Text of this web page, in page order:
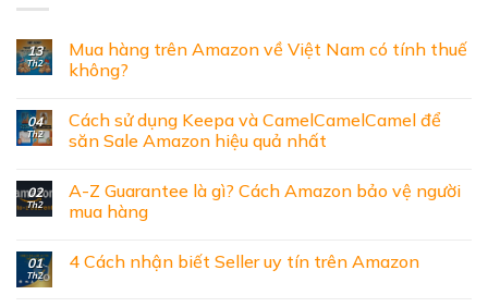
13
Th2
Mua hàng trên Amazon về Việt Nam có tính thuế
không?
04
Th2
Cách sử dụng Keepa và CamelCamelCamel để
săn Sale Amazon hiệu quả nhất
02
Th2
A-Z Guarantee là gì? Cách Amazon bảo vệ người
mua hàng
01
Th2
4 Cách nhận biết Seller uy tín trên Amazon